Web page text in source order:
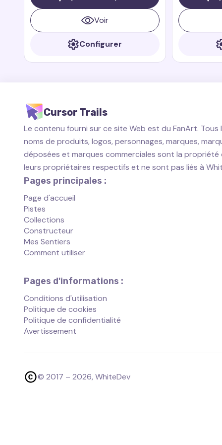
du Pérou des livres et films animés
Paddington
Voir
Configurer
est devenu
grâce à ses
films
Cursor Trails
Le contenu fourni sur ce site Web est du FanArt. Tous
noms de produits, logos, personnages, marques,
déposées et marques commerciales sont la propriété
leurs propriétaires respectifs et ne sont pas liés à
Pages principales :
Page d'accueil
Pistes
Collections
Constructeur
Mes Sentiers
Comment utiliser
Pages d'informations :
Conditions d'utilisation
Politique de cookies
Politique de confidentialité
Avertissement
© 2017 – 2026, WhiteDev